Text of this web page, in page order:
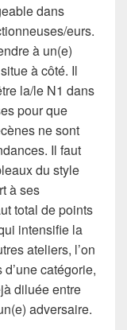
dans
eurs.
à un(e)
à côté. Il
la/le N1 dans
pour que
ne sont
Il faut
du style
à ses
total de points
intensifie la
ateliers, l’on
catégorie,
diluée entre
adversaire.